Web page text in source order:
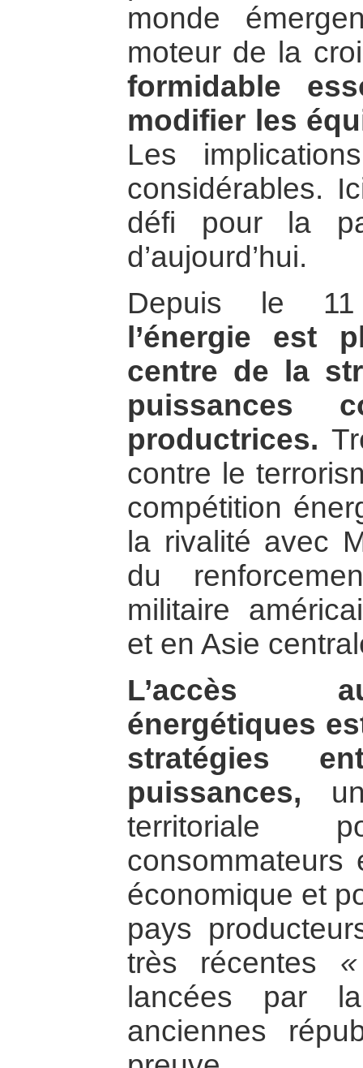
monde
moteur de la
formidable
modifier les
Les
considérables.
défi pour la
d’aujourd’hui.
Depuis le 11
l’énergie est
centre de la
puissances
productrices.
contre le
compétition
la rivalité avec
du
militaire
et en Asie
L’accès
énergétiques
stratégies
puissances,
territoriale
économique et
pays
très récentes
lancées par
anciennes